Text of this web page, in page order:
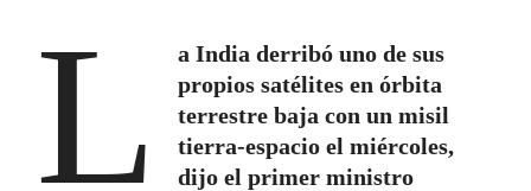
L
a India derribó uno de sus
propios satélites en órbita
terrestre baja con un misil
tierra-espacio el miércoles,
dijo el primer ministro